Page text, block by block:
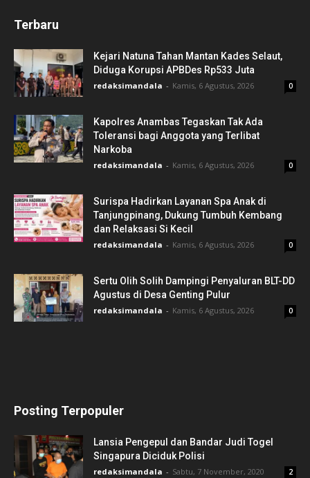
Terbaru
Kejari Natuna Tahan Mantan Kades Selaut,
Diduga Korupsi APBDes Rp533 Juta
redaksimandala - Kamis, 6 Agustus, 2026 0
Kapolres Anambas Tegaskan Tak Ada
Toleransi bagi Anggota yang Terlibat
Narkoba
redaksimandala - Kamis, 6 Agustus, 2026 0
Surispa Hadirkan Layanan Spa Anak di
Tanjungpinang, Dukung Tumbuh Kembang
dan Relaksasi Si Kecil
redaksimandala - Kamis, 6 Agustus, 2026 0
Sertu Olih Solih Dampingi Penyaluran BLT-DD
Agustus di Desa Genting Pulur
redaksimandala - Kamis, 6 Agustus, 2026 0
Posting Terpopuler
Lansia Pengepul dan Bandar Judi Togel
Singapura Diciduk Polisi
redaksimandala - Sabtu, 7 November, 2020 2